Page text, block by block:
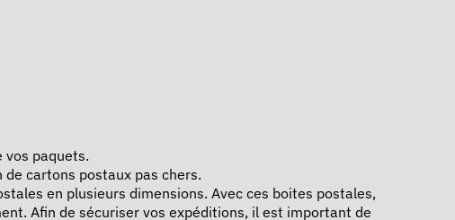
vos paquets.
cartons postaux pas chers.
en plusieurs dimensions. Avec ces boites postales,
Afin de sécuriser vos expéditions, il est important de